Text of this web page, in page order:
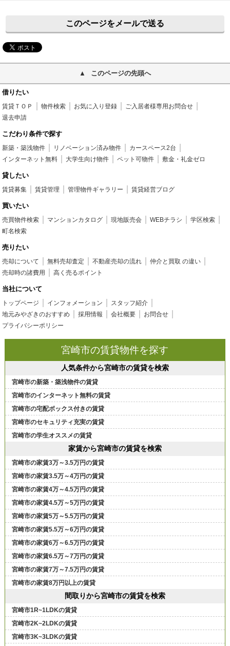
このページをメールで送る
このページの先頭へ
借りたい
賃貸ＴＯＰ 物件検索 お気に入り登録
ご入居者様専用お問合せ
退去申請
こだわり条件で探す
新築・築浅物件 リノベーション済み物件
カースペース2台
インターネット無料
大学生向け物件 ペット可物件 敷金・礼金ゼロ
貸したい
賃貸募集 賃貸管理 管理物件ギャラリー 賃貸経営ブログ
買いたい
売買物件検索 マンションカタログ 現地販売会 WEBチラシ
学区検索
町名検索
売りたい
売却について 無料売却査定 不動産売却の流れ
仲介と買取 の違い
売却時の諸費用
高く売るポイント
当社について
トップページ インフォメーション
スタッフ紹介
地元みやざきのおすすめ
採用情報 会社概要
お問合せ
プライバシーポリシー
宮崎市の賃貸物件を探す
人気条件から宮崎市の賃貸を検索
宮崎市の新築・築浅物件の賃貸
宮崎市のインターネット無料の賃貸
宮崎市の宅配ボックス付きの賃貸
宮崎市のセキュリティ充実の賃貸
宮崎市の学生オススメの賃貸
家賃から宮崎市の賃貸を検索
宮崎市の家賃3万～3.5万円の賃貸
宮崎市の家賃3.5万～4万円の賃貸
宮崎市の家賃4万～4.5万円の賃貸
宮崎市の家賃4.5万～5万円の賃貸
宮崎市の家賃5万～5.5万円の賃貸
宮崎市の家賃5.5万～6万円の賃貸
宮崎市の家賃6万～6.5万円の賃貸
宮崎市の家賃6.5万～7万円の賃貸
宮崎市の家賃7万～7.5万円の賃貸
宮崎市の家賃8万円以上の賃貸
間取りから宮崎市の賃貸を検索
宮崎市1R~1LDKの賃貸
宮崎市2K~2LDKの賃貸
宮崎市3K~3LDKの賃貸